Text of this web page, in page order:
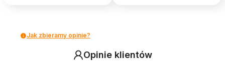
Jak zbieramy opinie?
Opinie klientów